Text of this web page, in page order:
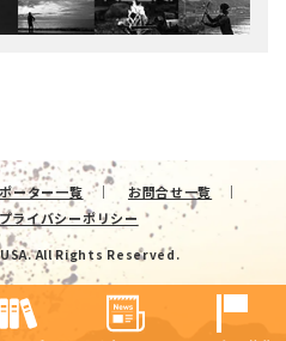
ーター一覧
お問合せ一覧
ライバシーポリシー
All Rights Reserved.